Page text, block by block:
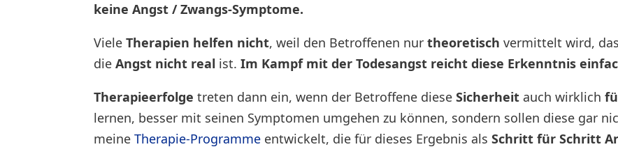
keine Angst / Zwangs-Symptome.
VieleTherapien helfen nicht, weil den Betroffenen nurtheoretisch vermittelt wird,
dieAngst nicht real ist. Im Kampf mit der Todesangst reicht diese Erkenntnis
Therapieerfolge treten dann ein, wenn der Betroffene dieseSicherheit auch wirklich
lernen, besser mit seinen Symptomen umgehen zu können, sondern sollen diese gar
meineTherapie-Programme entwickelt, die für dieses Ergebnis alsSchritt für Schritt